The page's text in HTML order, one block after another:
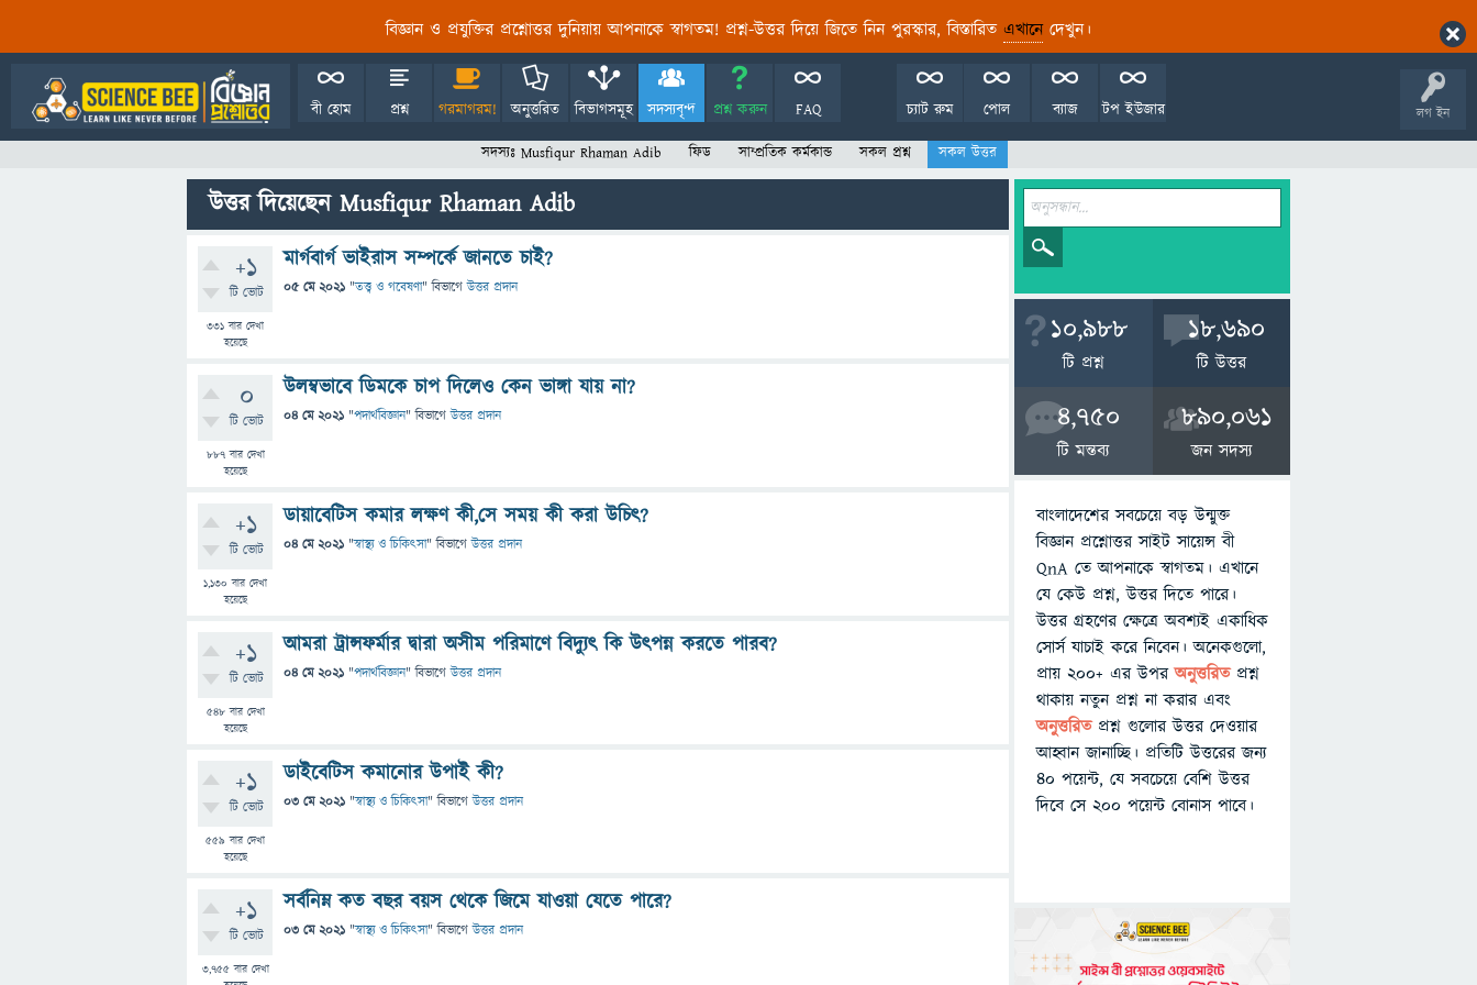
বিজ্ঞান ও প্রযুক্তির প্রশ্নোত্তর দুনিয়ায় আপনাকে স্বাগতম! প্রশ্ন-উত্তর দিয়ে জিতে নিন পুরস্কার, বিস্তারিত এখানেদেখুন।
লগ ইন
বী হোম প্রশ্ন গরমাগরম! অনুত্তরিত বিভাগসমূহ সদস্যবৃন্দ প্রশ্ন করুন FAQ টপ ইউজার
ব্যাজ
পোল
চ্যাট রুম
সদস্যঃ Musfiqur Rhaman Adib ফিড সাম্প্রতিক কর্মকান্ড সকল প্রশ্ন সকল উত্তর
উত্তর দিয়েছেন Musfiqur Rhaman Adib
+1
টি ভোট
331 বার দেখা
হয়েছে
মার্গবার্গ ভাইরাস সম্পর্কে জানতে চাই?
05 মে 2021 "তত্ত্ব ও গবেষণা" বিভাগে উত্তর প্রদান
0
টি ভোট
887বার দেখা
হয়েছে
উলম্বভাবে ডিমকে চাপ দিলেও কেন ভাঙ্গা যায় না?
04 মে 2021 "পদার্থবিজ্ঞান" বিভাগে উত্তর প্রদান
+1
টি ভোট
1,130 বার দেখা
হয়েছে
ডায়াবেটিস কমার লক্ষণ কী,সে সময় কী করা উচিৎ?
04 মে 2021 "স্বাস্থ্য ও চিকিৎসা" বিভাগে উত্তর প্রদান
+1
টি ভোট
548বার দেখা
হয়েছে
আমরা ট্রান্সফর্মার দ্বারা অসীম পরিমাণে বিদ্যুৎ কি উৎপন্ন করতে পারব?
04 মে 2021 "পদার্থবিজ্ঞান" বিভাগে উত্তর প্রদান
+1
টি ভোট
559 বার দেখা
হয়েছে
ডাইবেটিস কমানোর উপাই কী?
03 মে 2021 "স্বাস্থ্য ও চিকিৎসা" বিভাগে উত্তর প্রদান
+1
টি ভোট
3,755বার দেখা
সর্বনিম্ন কত বছর বয়স থেকে জিমে যাওয়া যেতে পারে?
03 মে 2021 "স্বাস্থ্য ও চিকিৎসা" বিভাগে উত্তর প্রদান
10,988
টি প্রশ্ন
18,690
টি উত্তর
4,750
টি মন্তব্য
890,061
জন সদস্য
বাংলাদেশের সবচেয়ে বড় উন্মুক্ত
বিজ্ঞান প্রশ্নোত্তর সাইট সায়েন্স বী
QnA তে আপনাকে স্বাগতম। এখানে
যে কেউ প্রশ্ন, উত্তর দিতে পারে।
উত্তর গ্রহণের ক্ষেত্রে অবশ্যই একাধিক
সোর্স যাচাই করে নিবেন। অনেকগুলো,
প্রায় ২০০+ এর উপরঅনুত্তরিতপ্রশ্ন
থাকায় নতুন প্রশ্ন না করার এবং
অনুত্তরিত প্রশ্ন গুলোর উত্তর দেওয়ার
আহ্বান জানাচ্ছি। প্রতিটি উত্তরের জন্য
৪০ পয়েন্ট, যে সবচেয়ে বেশি উত্তর
দিবে সে ২০০ পয়েন্ট বোনাস পাবে।